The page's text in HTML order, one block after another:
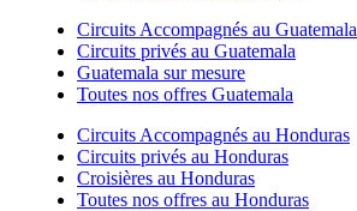
Circuits Accompagnés au Guatemala
Circuits privés au Guatemala
Guatemala sur mesure
Toutes nos offres Guatemala
Circuits Accompagnés au Honduras
Circuits privés au Honduras
Croisières au Honduras
Toutes nos offres au Honduras